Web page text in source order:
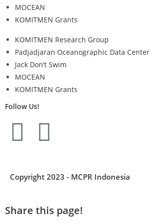
MOCEAN
KOMITMEN Grants
KOMITMEN Research Group
Padjadjaran Oceanographic Data Center
Jack Don’t Swim
MOCEAN
KOMITMEN Grants
Follow Us!
Copyright 2023 - MCPR Indonesia
Share this page!